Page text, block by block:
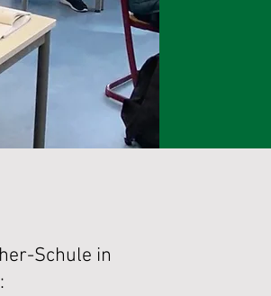
Schule in